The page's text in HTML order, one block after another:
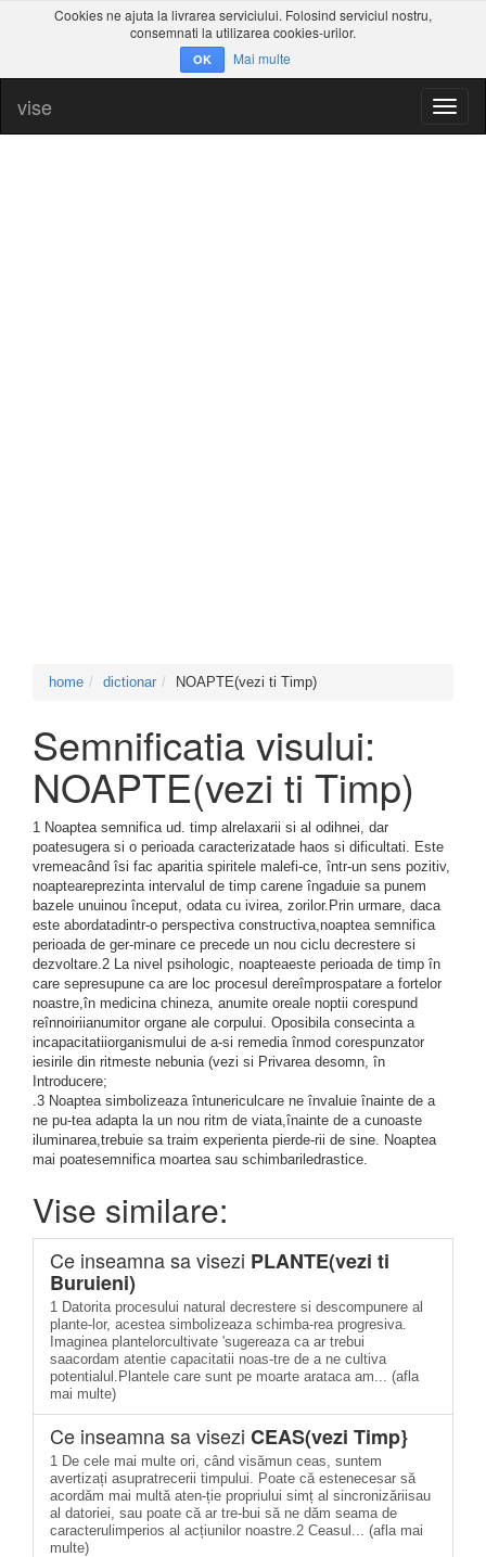
Cookies ne ajuta la livrarea serviciului. Folosind serviciul nostru,
consemnati la utilizarea cookies-urilor.
OK Mai multe
vise
home dictionar NOAPTE(vezi ti Timp)
Semnificatia visului:
NOAPTE(vezi ti Timp)
1 Noaptea semnifica ud. timp alrelaxarii si al odihnei, dar
poatesugera si o perioada caracterizatade haos si dificultati. Este
vremeacând îsi fac aparitia spiritele malefi-ce, într-un sens pozitiv,
noapteareprezinta intervalul de timp carene îngaduie sa punem
bazele unuinou început, odata cu ivirea, zorilor.Prin urmare, daca
este abordatadintr-o perspectiva constructiva,noaptea semnifica
perioada de ger-minare ce precede un nou ciclu decrestere si
dezvoltare.2 La nivel psihologic, noapteaeste perioada de timp în
care sepresupune ca are loc procesul dereîmprospatare a fortelor
noastre,în medicina chineza, anumite oreale noptii corespund
reînnoiriianumitor organe ale corpului. Oposibila consecinta a
incapacitatiiorganismului de a-si remedia înmod corespunzator
iesirile din ritmeste nebunia (vezi si Privarea desomn, în
Introducere;
.3 Noaptea simbolizeaza întunericulcare ne învaluie înainte de a
ne pu-tea adapta la un nou ritm de viata,înainte de a cunoaste
iluminarea,trebuie sa traim experienta pierde-rii de sine. Noaptea
mai poatesemnifica moartea sau schimbariledrastice.
Vise similare:
Ce inseamna sa visezi PLANTE(vezi ti
Buruieni)
1 Datorita procesului natural decrestere si descompunere al
plante-lor, acestea simbolizeaza schimba-rea progresiva.
Imaginea plantelorcultivate 'sugereaza ca ar trebui
saacordam atentie capacitatii noas-tre de a ne cultiva
potentialul.Plantele care sunt pe moarte arataca am... (afla
mai multe)
Ce inseamna sa visezi CEAS(vezi Timp}
1 De cele mai multe ori, când visămun ceas, suntem
avertizați asupratrecerii timpului. Poate că estenecesar să
acordăm mai multă aten-ție propriului simț al sincronizăriisau
al datoriei, sau poate că ar tre-bui să ne dăm seama de
caracterulimperios al acțiunilor noastre.2 Ceasul... (afla mai
multe)